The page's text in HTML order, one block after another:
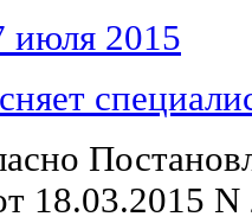
июля 2015
18.03.2015 N